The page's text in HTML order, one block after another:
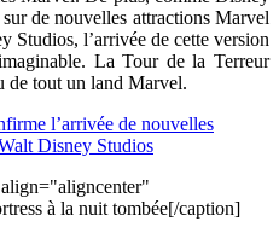
de nouvelles attractions Marvel
Studios, l’arrivée de cette version
La Tour de la Terreur
de tout un land Marvel.
l’arrivée de nouvelles
Disney Studios
à la nuit tombée[/caption]